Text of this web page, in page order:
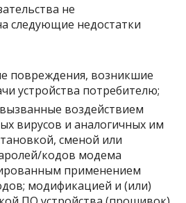
не
следующие недостатки
повреждения, возникшие
устройства потребителю;
воздействием
вирусов и аналогичных им
сменой или
кодов модема
применением
модификацией и (или)